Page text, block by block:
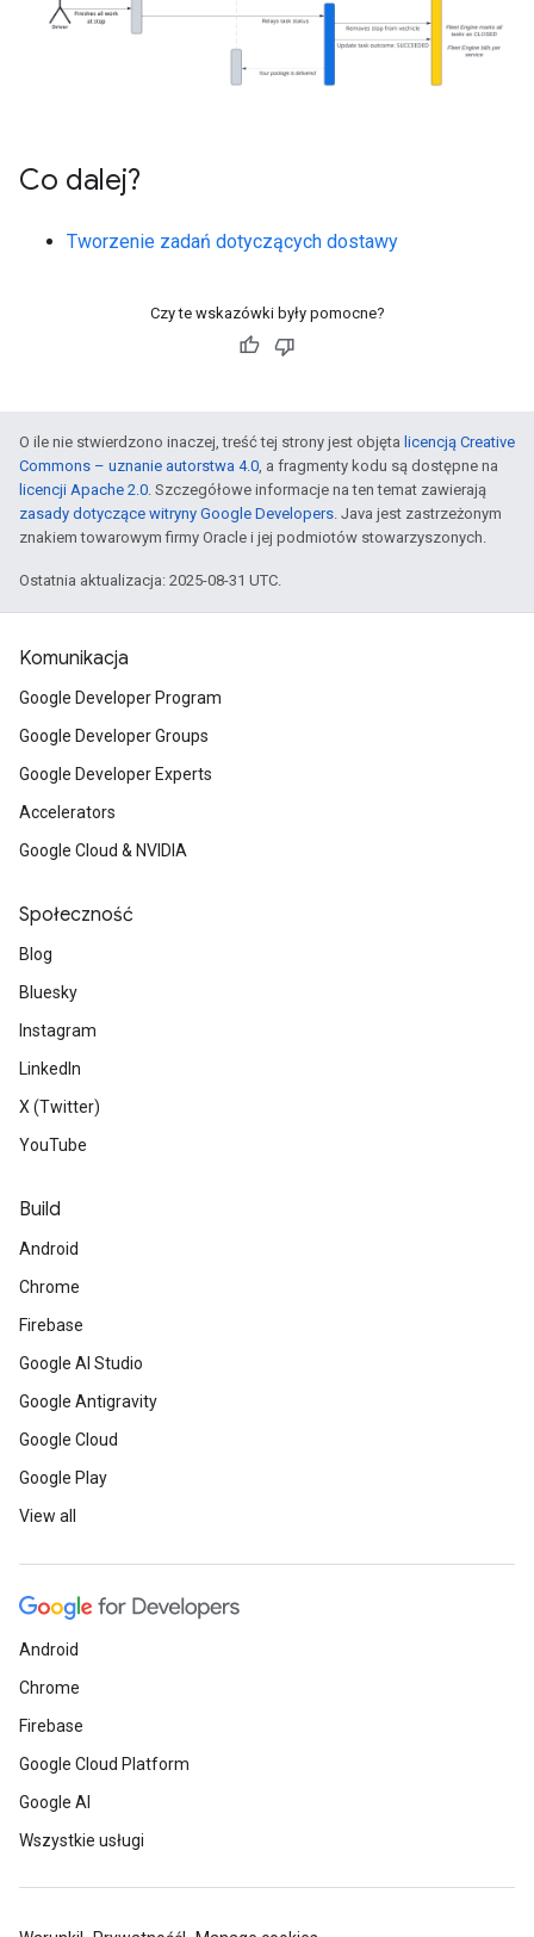
Co dalej?
Tworzenie zadań dotyczących dostawy
Czy te wskazówki były pomocne?
O ile nie stwierdzono inaczej, treść tej strony jest objęta licencją Creative
Commons – uznanie autorstwa 4.0 , a fragmenty kodu są dostępne na
licencji Apache 2.0 . Szczegółowe informacje na ten temat zawierają
zasady dotyczące witryny Google Developers . Java jest zastrzeżonym
znakiem towarowym firmy Oracle i jej podmiotów stowarzyszonych.
Ostatnia aktualizacja: 2025-08-31 UTC.
Komunikacja
Google Developer Program
Google Developer Groups
Google Developer Experts
Accelerators
Google Cloud & NVIDIA
Społeczność
Blog
Bluesky
Instagram
LinkedIn
X (Twitter)
YouTube
Build
Android
Chrome
Firebase
Google AI Studio
Google Antigravity
Google Cloud
Google Play
View all
Android
Chrome
Firebase
Google Cloud Platform
Google AI
Wszystkie usługi